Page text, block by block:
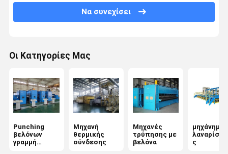
Μηχανή μη υφαντικής χημικής σύνδεσης
Να συνεχίσει
Οι Κατηγορίες Μας
Punching
βελόνων
γραμμή
Μηχανή
θερμικής
σύνδεσης
Μηχανές
τρύπησης με
βελόνα
μηχάνημα
ς